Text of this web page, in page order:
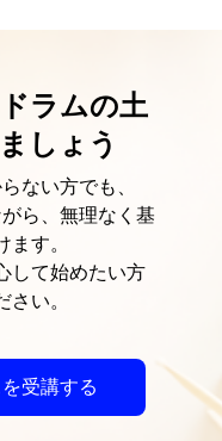
ラムの土
しょう
ない方でも、
ら、無理なく基
す。
して始めたい方
い。
受講する